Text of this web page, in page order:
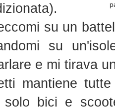
su un
su
e mi tirava
mantiene
solo bici e